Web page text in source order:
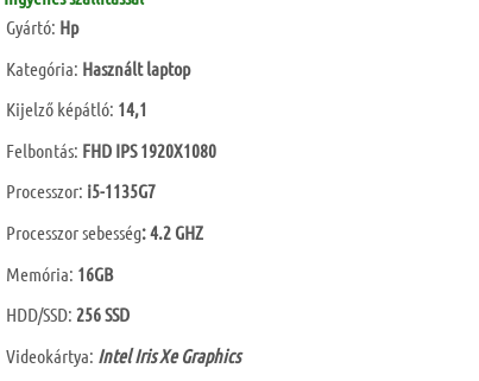
000 Ft.
Gyártó: Hp
Kategória: Használt laptop
Kijelző képátló: 14,1
Felbontás: FHD IPS 1920X1080
Processzor: i5-1135G7
Processzor sebesség: 4.2 GHZ
Memória: 16GB
HDD/SSD: 256 SSD
Videokártya: Intel Iris Xe Graphics